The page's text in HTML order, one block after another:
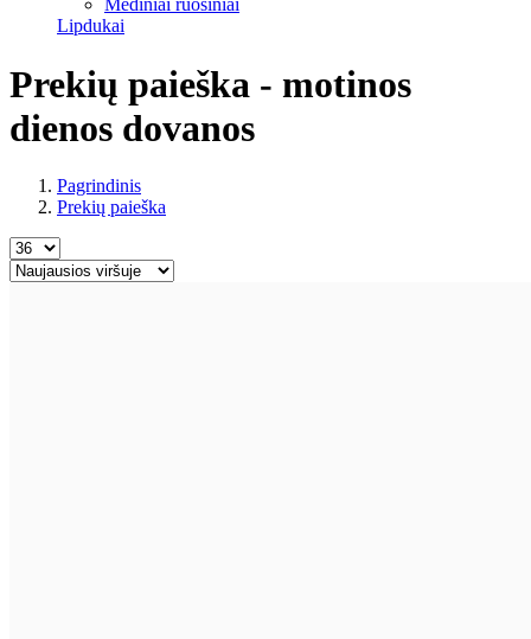
Mediniai ruošiniai
Lipdukai
Prekių paieška - motinos
dienos dovanos
Pagrindinis
Prekių paieška